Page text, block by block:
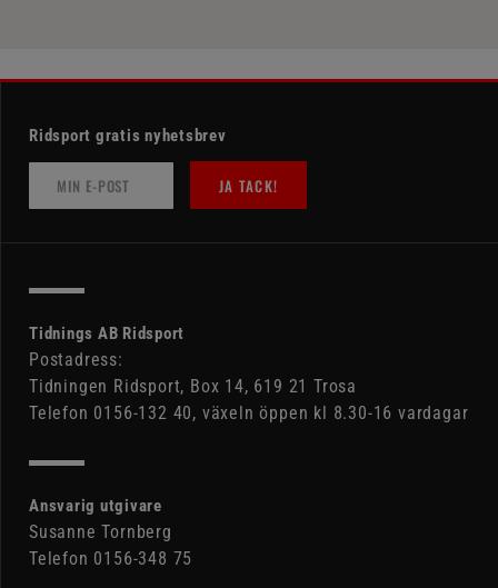
Ridsport gratis nyhetsbrev
JA TACK!
Tidnings AB Ridsport
Postadress:
Tidningen Ridsport, Box 14, 619 21 Trosa
Telefon 0156-132 40, växeln öppen kl 8.30-16 vardagar
Ansvarig utgivare
Susanne Tornberg
Telefon 0156-348 75